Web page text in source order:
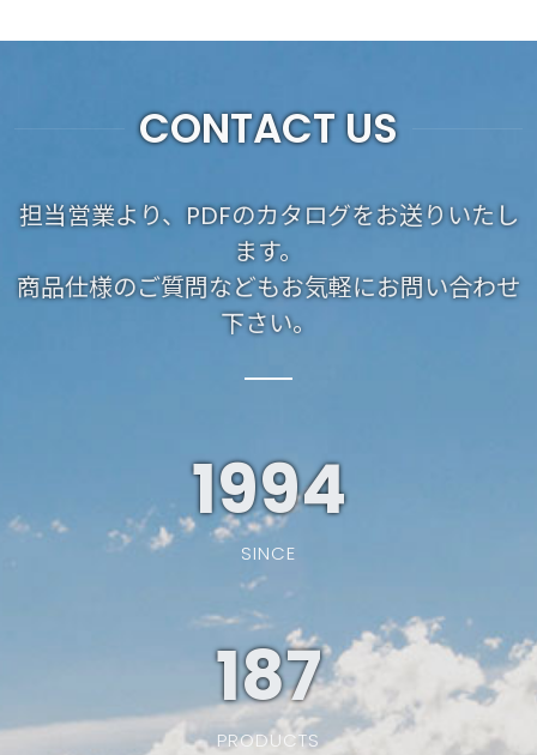
CONTACT US
担当営業より、PDFのカタログをお送りいたし
ます。
商品仕様のご質問などもお気軽にお問い合わせ
下さい。
1994
SINCE
187
PRODUCTS